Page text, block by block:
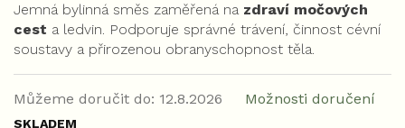
SKLADEM
Můžeme doručit do: 12.8.2026 Možnosti doručení
Jemná bylinná směs zaměřená na zdraví močových
cest a ledvin. Podporuje správné trávení, činnost cévní
soustavy a přirozenou obranyschopnost těla.